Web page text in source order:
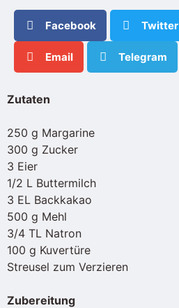
Facebook Twitter
Email Telegram
Zutaten
250 g Margarine
300 g Zucker
3 Eier
1/2 L Buttermilch
3 EL Backkakao
500 g Mehl
3/4 TL Natron
100 g Kuvertüre
Streusel zum Verzieren
Zubereitung